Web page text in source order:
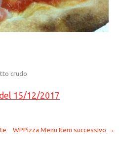
crudo
15/12/2017
WPPizza Menu Item successivo →